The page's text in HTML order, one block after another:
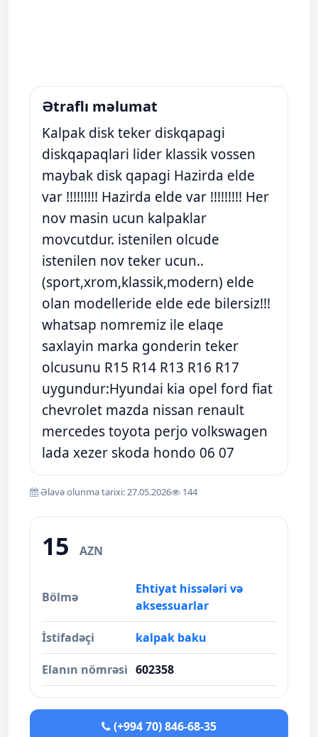
Ətraflı məlumat
Kalpak disk teker diskqapagi
diskqapaqlari lider klassik vossen
maybak disk qapagi Hazirda elde
var !!!!!!!!! Hazirda elde var !!!!!!!!! Her
nov masin ucun kalpaklar
movcutdur. istenilen olcude
istenilen nov teker ucun..
(sport,xrom,klassik,modern) elde
olan modelleride elde ede bilersiz!!!
whatsap nomremiz ile elaqe
saxlayin marka gonderin teker
olcusunu R15 R14 R13 R16 R17
uygundur:Hyundai kia opel ford fiat
chevrolet mazda nissan renault
mercedes toyota perjo volkswagen
lada xezer skoda hondo 06 07
Əlavə olunma tarixi: 27.05.2026 144
15 AZN
Bölmə
Ehtiyat hissələri və
aksessuarlar
İstifadəçi kalpak baku
Elanın nömrəsi 602358
(+994 70) 846-68-35